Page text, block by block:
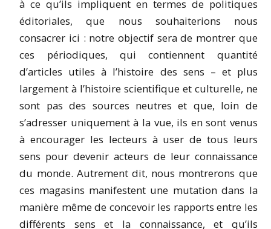
à ce qu’ils impliquent en termes de politiques
éditoriales, que nous souhaiterions nous
consacrer ici : notre objectif sera de montrer que
ces périodiques, qui contiennent quantité
d’articles utiles à l’histoire des sens – et plus
largement à l’histoire scientifique et culturelle, ne
sont pas des sources neutres et que, loin de
s’adresser uniquement à la vue, ils en sont venus
à encourager les lecteurs à user de tous leurs
sens pour devenir acteurs de leur connaissance
du monde. Autrement dit, nous montrerons que
ces magasins manifestent une mutation dans la
manière même de concevoir les rapports entre les
différents sens et la connaissance, et qu’ils